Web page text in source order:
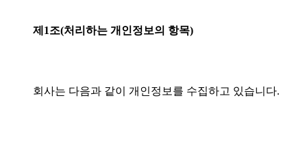
제1조(처리하는 개인정보의 항목)
회사는 다음과 같이 개인정보를 수집하고 있습니다.